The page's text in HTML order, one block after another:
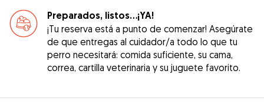
Preparados, listos...¡YA!
¡Tu reserva está a punto de comenzar! Asegúrate
de que entregas al cuidador/a todo lo que tu
perro necesitará: comida suficiente, su cama,
correa, cartilla veterinaria y su juguete favorito.